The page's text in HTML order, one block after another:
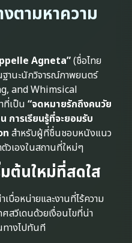
ตามหาความ
Agneta”(ชื่อไทย
านะนักวิจารณ์ภาพยนตร์
and Whimsical
ที่เป็น “จดหมายรักถึงคนวัย
การเรียนรู้ที่จะยอมรับ
สำหรับผู้ที่ชื่นชอบหนังแนว
วเองในสถานที่ใหม่ๆ
ต้นใหม่ที่สดใส
บื่อหน่ายและงานที่ไร้ความ
สวีเดนด้วยเงื่อนไขที่น่า
ทางไปทันที